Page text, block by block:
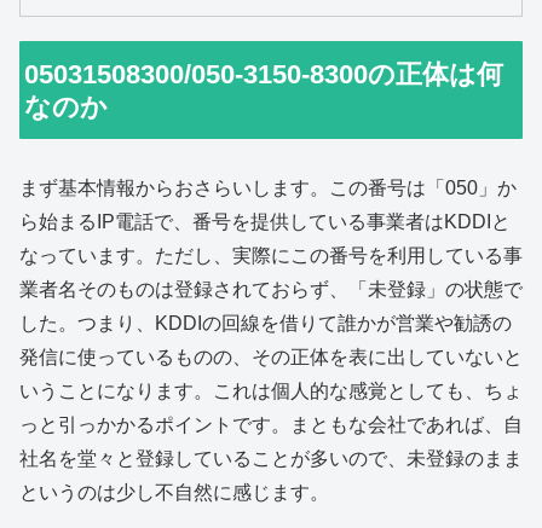
05031508300/050-3150-8300の正体は何
なのか
まず基本情報からおさらいします。この番号は「050」か
ら始まるIP電話で、番号を提供している事業者はKDDIと
なっています。ただし、実際にこの番号を利用している事
業者名そのものは登録されておらず、「未登録」の状態で
した。つまり、KDDIの回線を借りて誰かが営業や勧誘の
発信に使っているものの、その正体を表に出していないと
いうことになります。これは個人的な感覚としても、ちょ
っと引っかかるポイントです。まともな会社であれば、自
社名を堂々と登録していることが多いので、未登録のまま
というのは少し不自然に感じます。